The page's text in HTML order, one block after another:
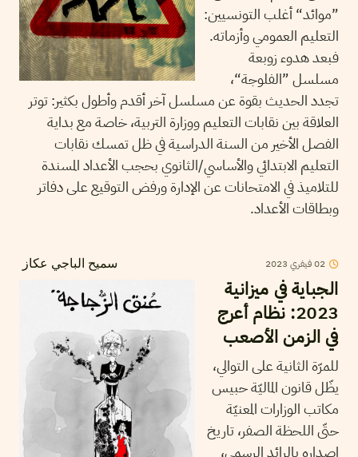
”موائد“ أغلب التونسيين:
التعليم العمومي وأزماته.
فبعد هدوء زوبعة
مسلسل ”الفلوجة“،
تجدد الحديث بقوة عن مسلسل آخر أقدم وأطول بكثير: توتر
العلاقة بين نقابات التعليم ووزارة التربية، خاصة مع بداية
الفصل الأخير من السنة الدراسية في ظل تمسك نقابات
التعليم الابتدائي والأساسي/الثانوي بحجب الأعداد المسندة
للتلاميذ في الامتحانات عن الإدارة ورفض التوقيع على دفاتر
وبطاقات الأعداد.
سميح الباجي عكاز 02فيفري 2023
الجباية في ميزانية
2023: نظام أعرج
في الزمن الأصعب
للمرّة الثانية على التوالي،
يظّل قانون الماليّة حبيس
مكاتب الوزارات المعنيّة
حتّى اللحظة الصفر، تاريخ
إصداره بالرائد الرسمي،